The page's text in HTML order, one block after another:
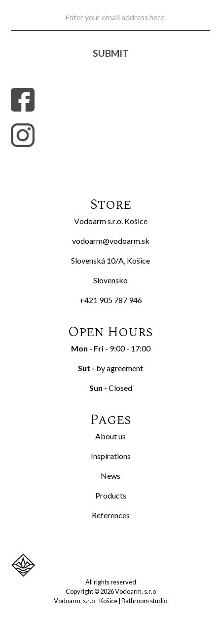
SUBMIT
Store
Vodoarm s.r.o. Košice
vodoarm@vodoarm.sk
Slovenská 10/A, Košice
Slovensko
+421 905 787 946
Open Hours
Mon - Fri- 9:00 - 17:00
Sut - by agreement
Sun - Closed
Pages
About us
Inspirations
News
Products
References
All rights reserved
Copyright ©2026Vodoarm, s.r.o
Vodoarm, s.r.o - Košice | Bathroom studio